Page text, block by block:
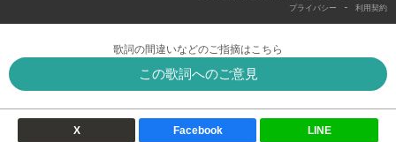
プライバシー - 利用契約
歌詞の間違いなどのご指摘はこちら
この歌詞へのご意見
X Facebook LINE